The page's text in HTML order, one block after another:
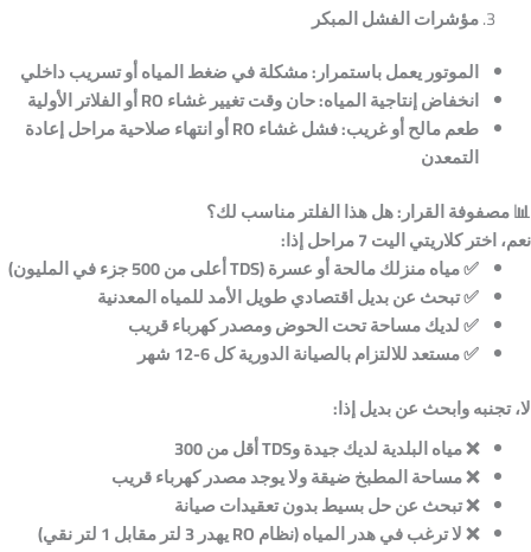
مؤشرات الفشل المبكر
الموتور يعمل باستمرار:مشكلة في ضغط المياه أو تسريب داخلي
انخفاض إنتاجية المياه:حان وقت تغيير غشاء RO
أو الفلاتر الأولية
طعم مالح أو غريب:فشل غشاء RO
أو انتهاء صلاحية مراحل إعادة
التمعدن
📊مصفوفة القرار: هل هذا الفلتر مناسب لك؟
نعم، اختر كلاريتي اليت 7 مراحل إذا:
✅مياه منزلك مالحة أو عسرة (TDS
أعلى من 500 جزء في المليون)
✅تبحث عن بديل اقتصادي طويل الأمد للمياه المعدنية
✅لديك مساحة تحت الحوض ومصدر كهرباء قريب
✅مستعد للالتزام بالصيانة الدورية كل 6-12 شهر
لا، تجنبه وابحث عن بديل إذا:
❌مياه البلدية لديك جيدة وTDS
أقل من 300
❌مساحة المطبخ ضيقة ولا يوجد مصدر كهرباء قريب
❌تبحث عن حل بسيط بدون تعقيدات صيانة
❌لا ترغب في هدر المياه (نظام RO
يهدر 3 لتر مقابل 1 لتر نقي)